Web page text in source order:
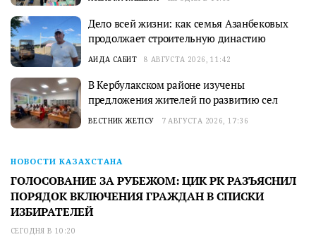
Дело всей жизни: как семья Азанбековых
продолжает строительную династию
АИДА САБИТ 8 АВГУСТА 2026, 11:42
В Кербулакском районе изучены
предложения жителей по развитию сел
ВЕСТНИК ЖЕТІСУ 7 АВГУСТА 2026, 17:36
НОВОСТИ КАЗАХСТАНА
ГОЛОСОВАНИЕ ЗА РУБЕЖОМ: ЦИК РК РАЗЪЯСНИЛ
ПОРЯДОК ВКЛЮЧЕНИЯ ГРАЖДАН В СПИСКИ
ИЗБИРАТЕЛЕЙ
СЕГОДНЯ В 10:20